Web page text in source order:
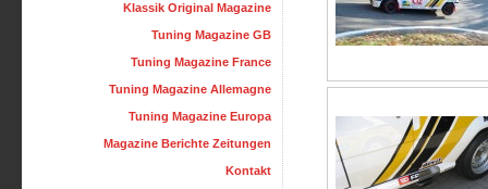
Klassik Original Magazine
Tuning Magazine GB
Tuning Magazine France
Tuning Magazine Allemagne
Tuning Magazine Europa
Magazine Berichte Zeitungen
Kontakt